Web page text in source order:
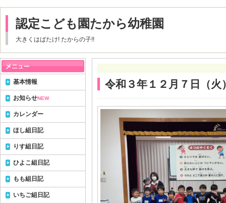
認定こども園たから幼稚園
大きくはばたけ! たからの子!!
令和３年１２月７日（火
基本情報
お知らせNEW
カレンダー
ほし組日記
りす組日記
ひよこ組日記
もも組日記
いちご組日記